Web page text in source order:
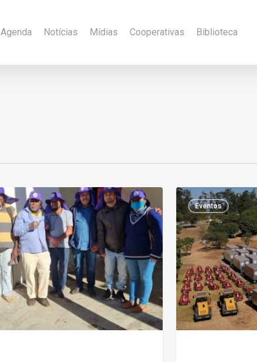
Agenda Notícias Mídias Cooperativas Biblioteca
Eventos